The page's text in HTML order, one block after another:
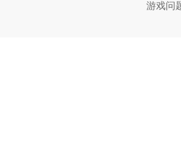
游戏问